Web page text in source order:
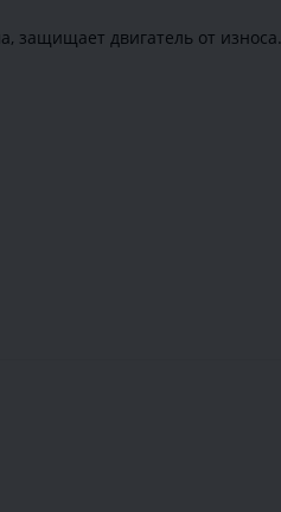
защищает двигатель от износа.